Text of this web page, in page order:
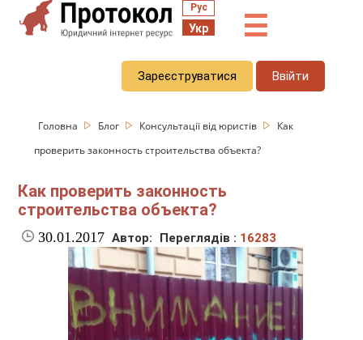
Рус
Укр ☰
Зареєструватися Ввійти
Головна Блог Консультації від юристів
Как
проверить законность строительства объекта?
Как проверить законность
строительства объекта?
30.01.2017 Автор: Переглядів : 16283